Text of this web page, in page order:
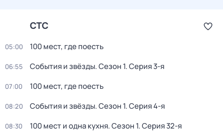
СТС
05:00 100 мест, где поесть
06:55 События и звёзды. Сезон 1. Серия 3-я
07:00 100 мест, где поесть
08:20 События и звёзды. Сезон 1. Серия 4-я
08:30 100 мест и одна кухня. Сезон 1. Серия 32-я